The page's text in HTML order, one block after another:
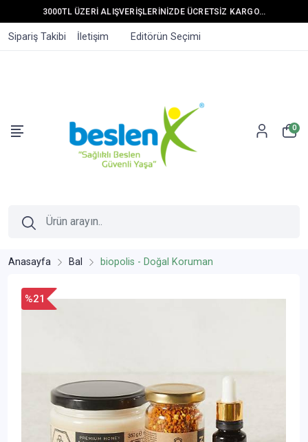
3000TL ÜZERİ ALIŞVERİŞLERİNİZDE ÜCRETSİZ KARGO...
Sipariş Takibi İletişim Editörün Seçimi
0
Anasayfa Bal biopolis - Doğal Koruman
%21